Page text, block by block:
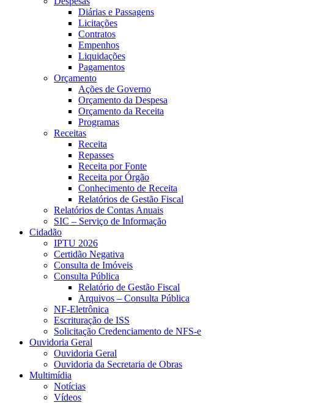
Diárias e Passagens
Licitações
Contratos
Empenhos
Liquidações
Pagamentos
Orçamento
Ações de Governo
Orçamento da Despesa
Orçamento da Receita
Programas
Receitas
Receita
Repasses
Receita por Fonte
Receita por Órgão
Conhecimento de Receita
Relatórios de Gestão Fiscal
Relatórios de Contas Anuais
SIC – Serviço de Informação
Cidadão
IPTU 2026
Certidão Negativa
Consulta de Imóveis
Consulta Pública
Relatório de Gestão Fiscal
Arquivos – Consulta Pública
NF-Eletrônica
Escrituração de ISS
Solicitação Credenciamento de NFS-e
Ouvidoria Geral
Ouvidoria Geral
Ouvidoria da Secretaria de Obras
Multimídia
Notícias
Vídeos